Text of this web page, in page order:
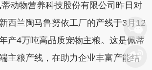
物营养科技股份有限公司昨日对
西兰陶马鲁努依工厂的产线于3月12
产4万吨高品质宠物主粮。这是佩蒂
主粮产线，在助力企业丰富产能结